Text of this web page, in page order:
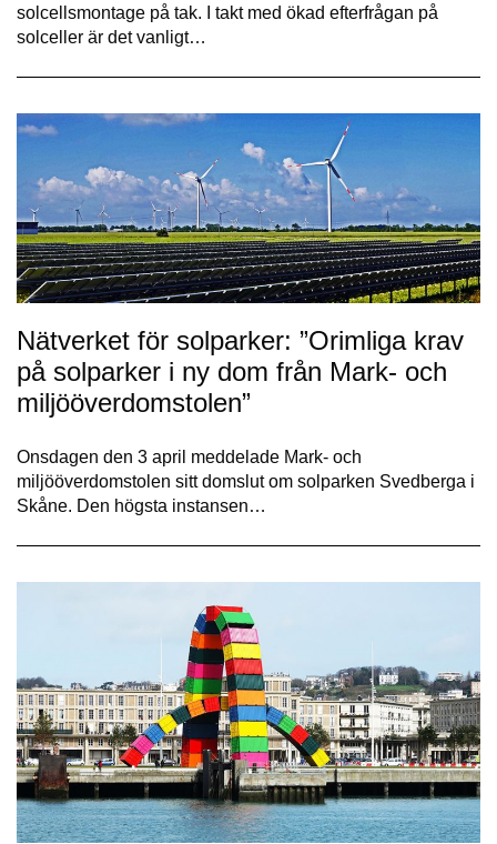
solcellsmontage på tak. I takt med ökad efterfrågan på
solceller är det vanligt…
Nätverket för solparker: ”Orimliga krav
på solparker i ny dom från Mark- och
miljööverdomstolen”
Onsdagen den 3 april meddelade Mark- och
miljööverdomstolen sitt domslut om solparken Svedberga i
Skåne. Den högsta instansen…